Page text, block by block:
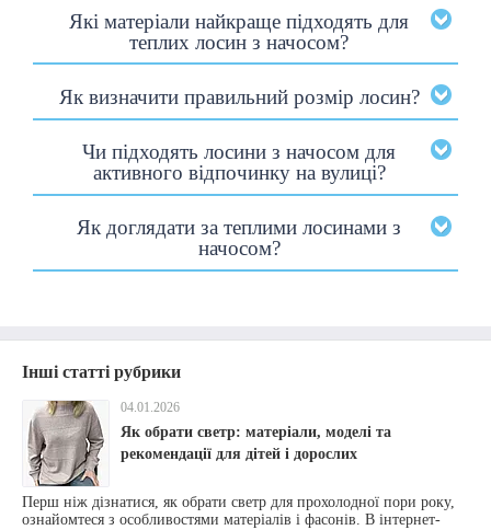
Які матеріали найкраще підходять для
теплих лосин з начосом?
Як визначити правильний розмір лосин?
Чи підходять лосини з начосом для
активного відпочинку на вулиці?
Як доглядати за теплими лосинами з
начосом?
Інші статті рубрики
04.01.2026
Як обрати светр: матеріали, моделі та
рекомендації для дітей і дорослих
Перш ніж дізнатися, як обрати светр для прохолодної пори року,
ознайомтеся з особливостями матеріалів і фасонів. В інтернет-